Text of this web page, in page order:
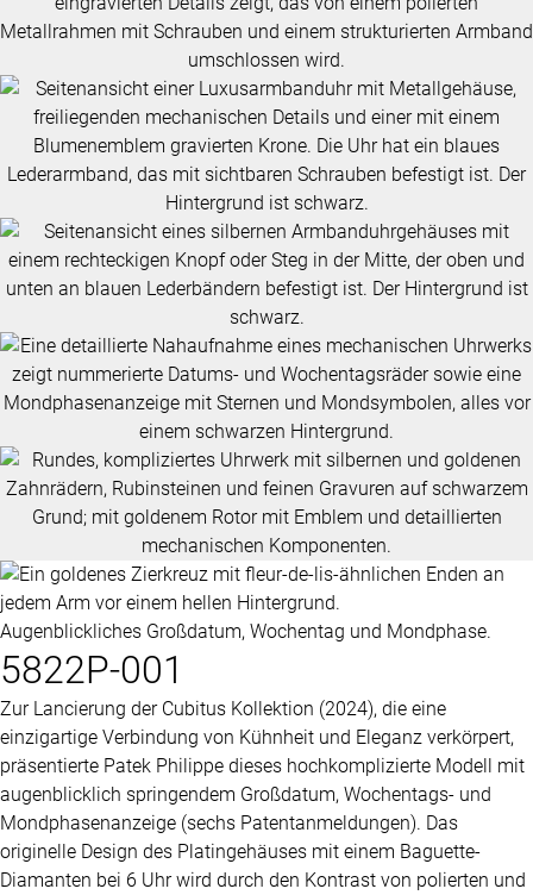
Augenblickliches Großdatum, Wochentag und Mondphase.
5822P-001
Zur Lancierung der Cubitus Kollektion (2024), die eine
einzigartige Verbindung von Kühnheit und Eleganz verkörpert,
präsentierte Patek Philippe dieses hochkomplizierte Modell mit
augenblicklich springendem Großdatum, Wochentags- und
Mondphasenanzeige (sechs Patentanmeldungen). Das
originelle Design des Platingehäuses mit einem Baguette-
Diamanten bei 6 Uhr wird durch den Kontrast von polierten und